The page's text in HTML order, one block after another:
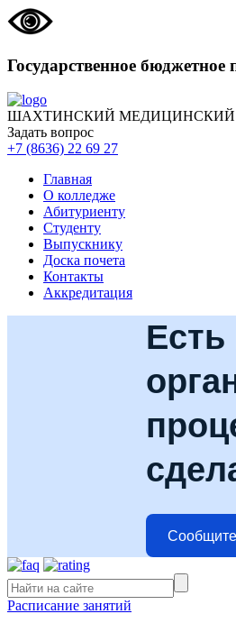
Государственное бюджетное
ШАХТИНСКИЙ МЕДИЦИНСКИЙ
Задать вопрос
+7 (8636) 22 69 27
Главная
О колледже
Абитуриенту
Студенту
Выпускнику
Доска почета
Контакты
Аккредитация
Расписание занятий